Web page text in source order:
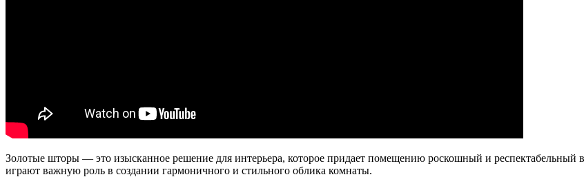
Золотые шторы — это изысканное решение для интерьера, которое придает помещению роскошный и
играют важную роль в создании гармоничного и стильного облика комнаты.